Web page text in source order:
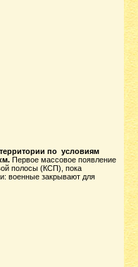
по условиям
Первое массовое появление
полосы (КСП), пока
военные закрывают для